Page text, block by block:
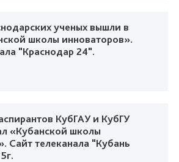
ученых вышли в
школы инноваторов».
"Краснодар 24".
КубГАУ и КубГУ
«Кубанской школы
Сайт телеканала "Кубань